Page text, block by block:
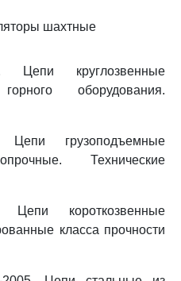
шахтные
круглозвенные
оборудования.
грузоподъемные
Технические
короткозвенные
класса прочности